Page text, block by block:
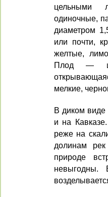
цельными
одиночные,
диаметром
или почти,
желтые,
Плод —
мелкие,
В диком
и на
реже на
долинам
природе
невыгодны.